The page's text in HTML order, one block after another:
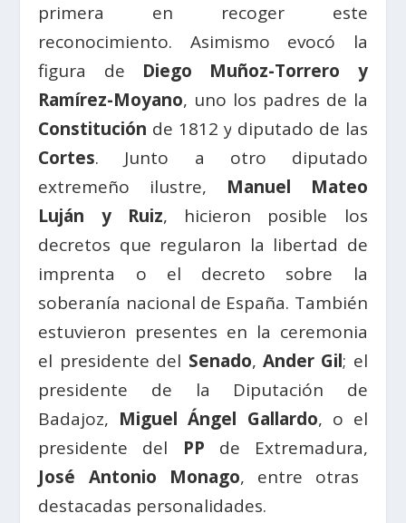
primera en recoger este
reconocimiento. Asimismo evocó la
figura de Diego Muñoz-Torrero y
Ramírez-Moyano, uno los padres de la
Constitución de 1812 y diputado de las
Cortes. Junto a otro diputado
extremeño ilustre, Manuel Mateo
Luján y Ruiz, hicieron posible los
decretos que regularon la libertad de
imprenta o el decreto sobre la
soberanía nacional de España. También
estuvieron presentes en la ceremonia
el presidente del Senado, Ander Gil; el
presidente de la Diputación de
Badajoz, Miguel Ángel Gallardo, o el
presidente del PP de Extremadura,
José Antonio Monago, entre otras
destacadas personalidades.